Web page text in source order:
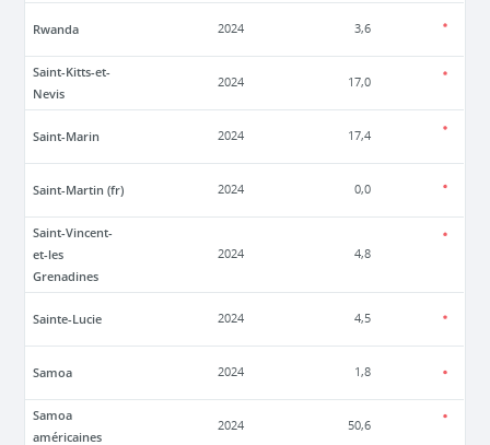
Rwanda 2024 3,6
Saint-Kitts-et-
Nevis
2024 17,0
Saint-Marin 2024 17,4
Saint-Martin (fr) 2024 0,0
Saint-Vincent-
et-les
Grenadines
2024 4,8
Sainte-Lucie 2024 4,5
Samoa 2024 1,8
Samoa
américaines
2024 50,6